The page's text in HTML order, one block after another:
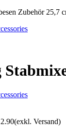
Zubehör 25,7
(exkl. Versand)